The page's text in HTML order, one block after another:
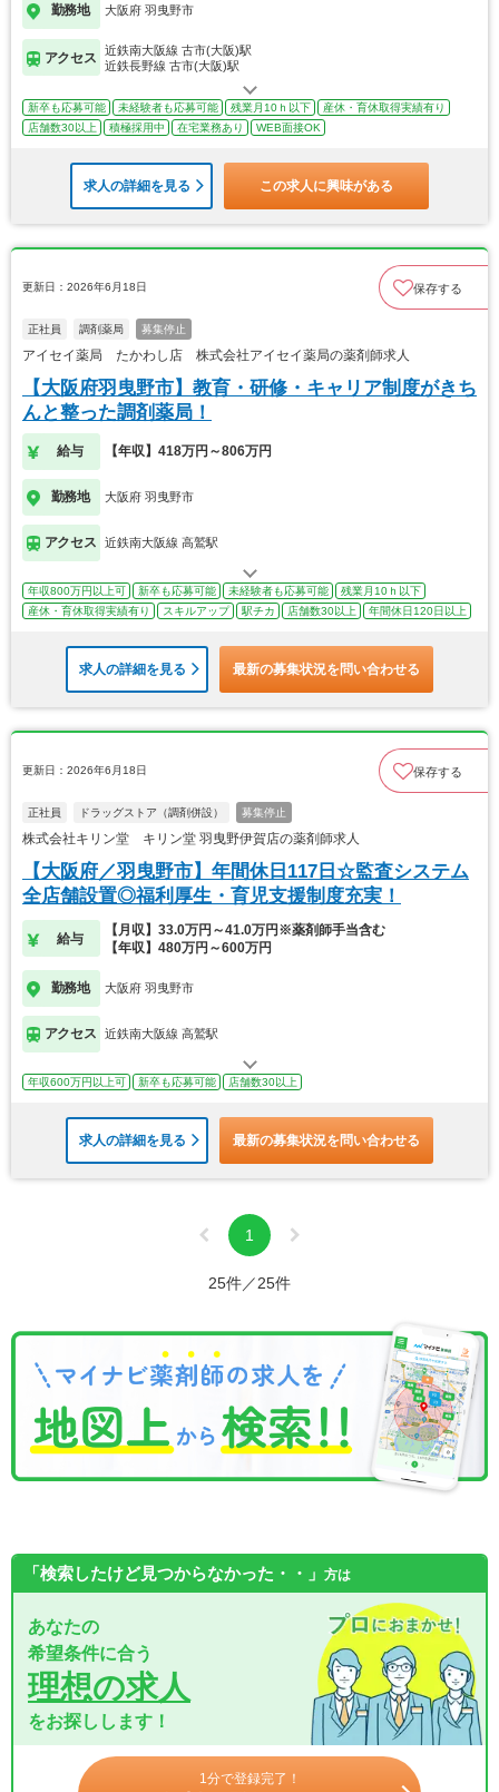
勤務地 大阪府 羽曳野市
アクセス
近鉄南大阪線 古市(大阪)駅
近鉄長野線 古市(大阪)駅
新卒も応募可能 未経験者も応募可能 残業月10ｈ以下
産休・育休取得実績有り
店舗数30以上
積極採用中 在宅業務あり WEB面接OK
求人の詳細を見る この求人に興味がある
更新日：2026年6月18日 保存する
正社員 調剤薬局 募集停止
アイセイ薬局 たかわし店 株式会社アイセイ薬局の薬剤師求人
【大阪府羽曳野市】教育・研修・キャリア制度がきち
んと整った調剤薬局！
給与 【年収】418万円～806万円
勤務地 大阪府 羽曳野市
アクセス 近鉄南大阪線 高鷲駅
年収800万円以上可 新卒も応募可能 未経験者も応募可能
残業月10ｈ以下
産休・育休取得実績有り
スキルアップ 駅チカ 店舗数30以上 年間休日120日以上
求人の詳細を見る 最新の募集状況を問い合わせる
更新日：2026年6月18日 保存する
正社員 ドラッグストア（調剤併設） 募集停止
株式会社キリン堂 キリン堂 羽曳野伊賀店の薬剤師求人
【大阪府／羽曳野市】年間休日117日☆監査システム
全店舗設置◎福利厚生・育児支援制度充実！
給与
【月収】33.0万円～41.0万円※薬剤師手当含む
【年収】480万円～600万円
勤務地 大阪府 羽曳野市
アクセス 近鉄南大阪線 高鷲駅
年収600万円以上可 新卒も応募可能 店舗数30以上
求人の詳細を見る 最新の募集状況を問い合わせる
1
25件／25件
「検索したけど見つからなかった・・」 方は
あなたの
希望条件に合う
理想の求人
をお探しします！
1分で登録完了！